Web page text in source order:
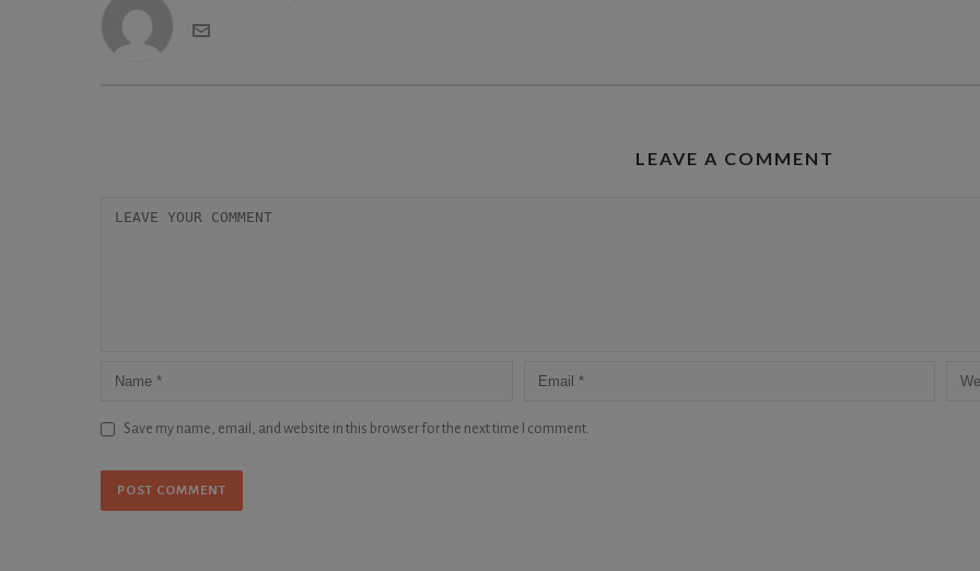
LEAVE A COMMENT
Save my name, email, and website in this browser for the next time I comment.